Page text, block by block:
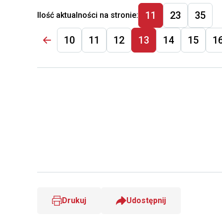
zawieszonym
PM10.
Ilość aktualności na stronie: 11 23 35
10 11 12 13 14 15
Drukuj Udostępnij